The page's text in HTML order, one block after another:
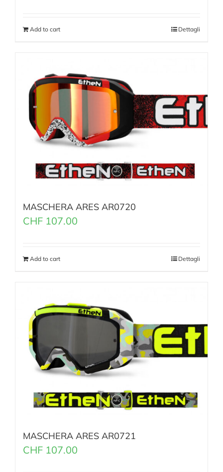
Add to cart Dettagli
MASCHERA ARES AR0720
CHF 107.00
Add to cart Dettagli
MASCHERA ARES AR0721
CHF 107.00